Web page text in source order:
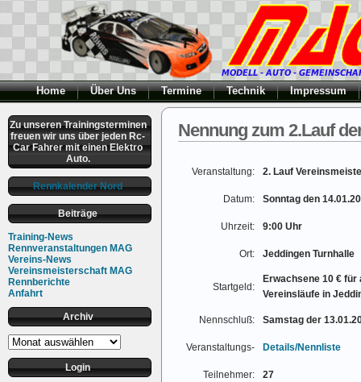
Home Über Uns Termine Technik Impressum
Zu unseren Trainingsterminen
freuen wir uns über jeden Rc-
Car Fahrer mit einen Elektro
Auto.
Rennkalender Nord
Beiträge
Training-News
Rennveranstaltungen MAG
Vereins-News
Vereinsmeisterschaft MAG
Rennberichte
Anfahrt
Archiv
Archiv
Login
Nennung zum 2.Lauf
Veranstaltung: 2. Lauf
Datum: Sonntag den
Uhrzeit: 9:00 Uhr
Ort: Jeddingen Turnhalle
Startgeld:
Erwachsene 10 €
Vereinsläufe in
Nennschluß: Samstag der
Veranstaltungs- Details/Nennliste
Teilnehmer: 27